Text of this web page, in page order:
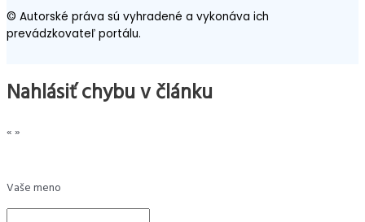
© Autorské práva sú vyhradené a vykonáva ich
prevádzkovateľ portálu.
Nahlásiť chybu v článku
«»
Vaše meno